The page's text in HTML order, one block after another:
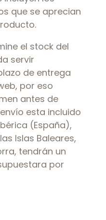
que se aprecian
el stock del
servir
de entrega
por eso
antes de
esta incluido
(España),
Islas Baleares,
tendrán un
por